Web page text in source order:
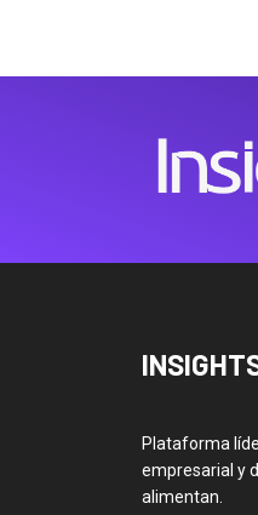
Plataforma
empresarial y
alimentan.